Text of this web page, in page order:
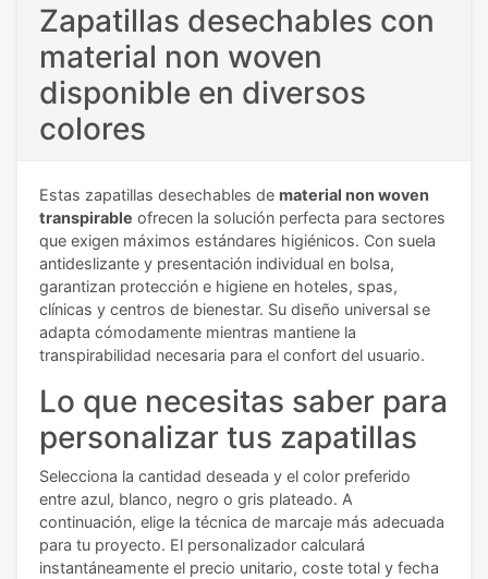
Zapatillas desechables con
material non woven
disponible en diversos
colores
Estas zapatillas desechables de material non woven
transpirable ofrecen la solución perfecta para sectores
que exigen máximos estándares higiénicos. Con suela
antideslizante y presentación individual en bolsa,
garantizan protección e higiene en hoteles, spas,
clínicas y centros de bienestar. Su diseño universal se
adapta cómodamente mientras mantiene la
transpirabilidad necesaria para el confort del usuario.
Lo que necesitas saber para
personalizar tus zapatillas
Selecciona la cantidad deseada y el color preferido
entre azul, blanco, negro o gris plateado. A
continuación, elige la técnica de marcaje más adecuada
para tu proyecto. El personalizador calculará
instantáneamente el precio unitario, coste total y fecha